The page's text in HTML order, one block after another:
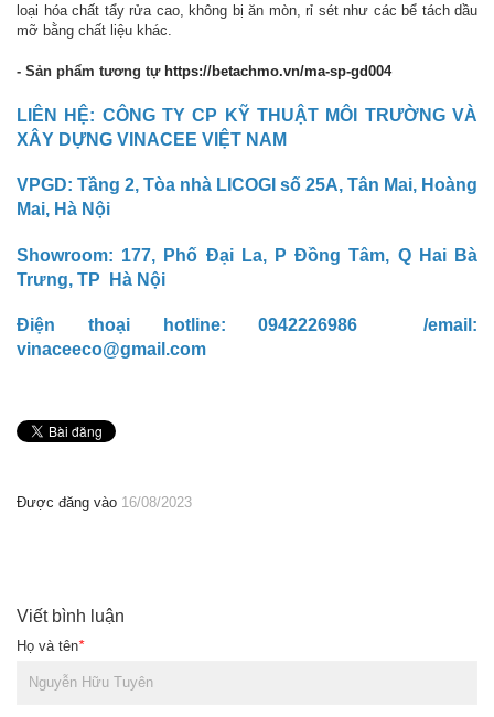
loại hóa chất tẩy rửa cao, không bị ăn mòn, rỉ sét như các bể tách dầu
mỡ bằng chất liệu khác.
- Sản phẩm tương tự https://betachmo.vn/ma-sp-gd004
LIÊN HỆ: CÔNG TY CP KỸ THUẬT MÔI TRƯỜNG VÀ
XÂY DỰNG VINACEE VIỆT NAM
VPGD: Tầng 2, Tòa nhà LICOGI số 25A, Tân Mai, Hoàng
Mai, Hà Nội
Showroom: 177, Phố Đại La, P Đồng Tâm, Q Hai Bà
Trưng, TP Hà Nội
Điện thoại hotline: 0942226986 /email:
vinaceeco@gmail.com
Được đăng vào 16/08/2023
Viết bình luận
Họ và tên*